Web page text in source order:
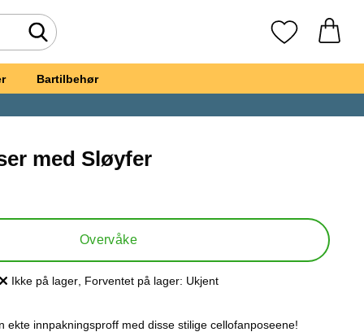
Søk Mine favoritter
Bartilbehør
med Sløyfer
Overvåke
Produkttilgjengelighet:
Ikke på lager, Forventet på lager: Ukjent
ekte innpakningsproff med disse stilige cellofanposeene!